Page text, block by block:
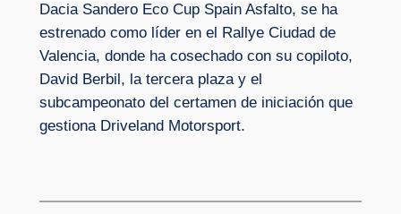
Dacia Sandero Eco Cup Spain Asfalto, se ha
estrenado como líder en el Rallye Ciudad de
Valencia, donde ha cosechado con su copiloto,
David Berbil, la tercera plaza y el
subcampeonato del certamen de iniciación que
gestiona Driveland Motorsport.